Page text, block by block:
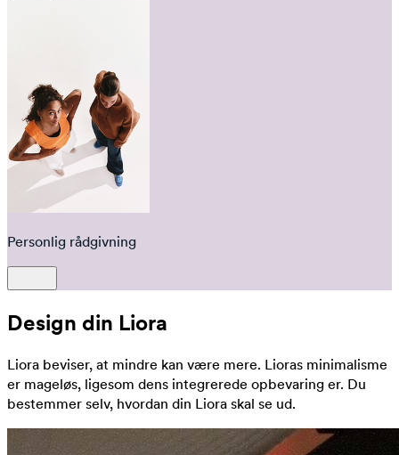
Personlig rådgivning
Design din Liora
Liora beviser, at mindre kan være mere. Lioras minimalisme
er mageløs, ligesom dens integrerede opbevaring er. Du
bestemmer selv, hvordan din Liora skal se ud.